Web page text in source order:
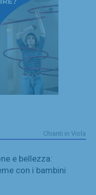
Chianti in Viola
e bellezza:
con i bambini